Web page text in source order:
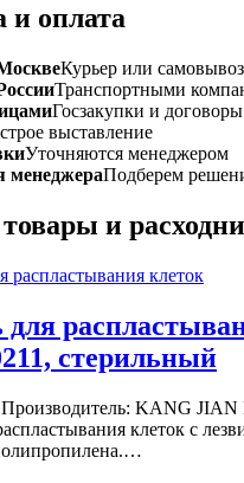
и оплата
Курьер или самовывоз
Транспортными
Госзакупки и договоры
выставление
Уточняются менеджером
менеджераПодберем
и
стерильный
Производитель: KANG
клеток с